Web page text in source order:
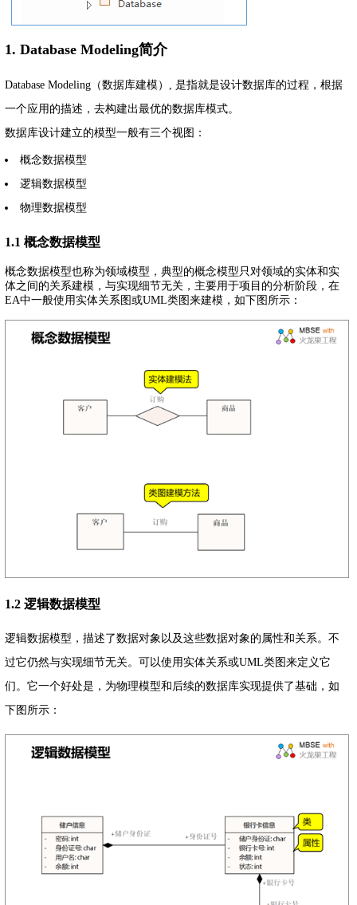
1. Database Modeling简介
Database Modeling（数据库建模）, 是指就是设计数据库的过程，根据
一个应用的描述，去构建出最优的数据库模式。
数据库设计建立的模型一般有三个视图：
概念数据模型
逻辑数据模型
物理数据模型
1.1 概念数据模型
概念数据模型也称为领域模型，典型的概念模型只对领域的实体和实
体之间的关系建模，与实现细节无关，主要用于项目的分析阶段，在
EA中一般使用实体关系图或UML类图来建模，如下图所示：
1.2 逻辑数据模型
逻辑数据模型，描述了数据对象以及这些数据对象的属性和关系。不
过它仍然与实现细节无关。可以使用实体关系或UML类图来定义它
们。它一个好处是，为物理模型和后续的数据库实现提供了基础，如
下图所示：